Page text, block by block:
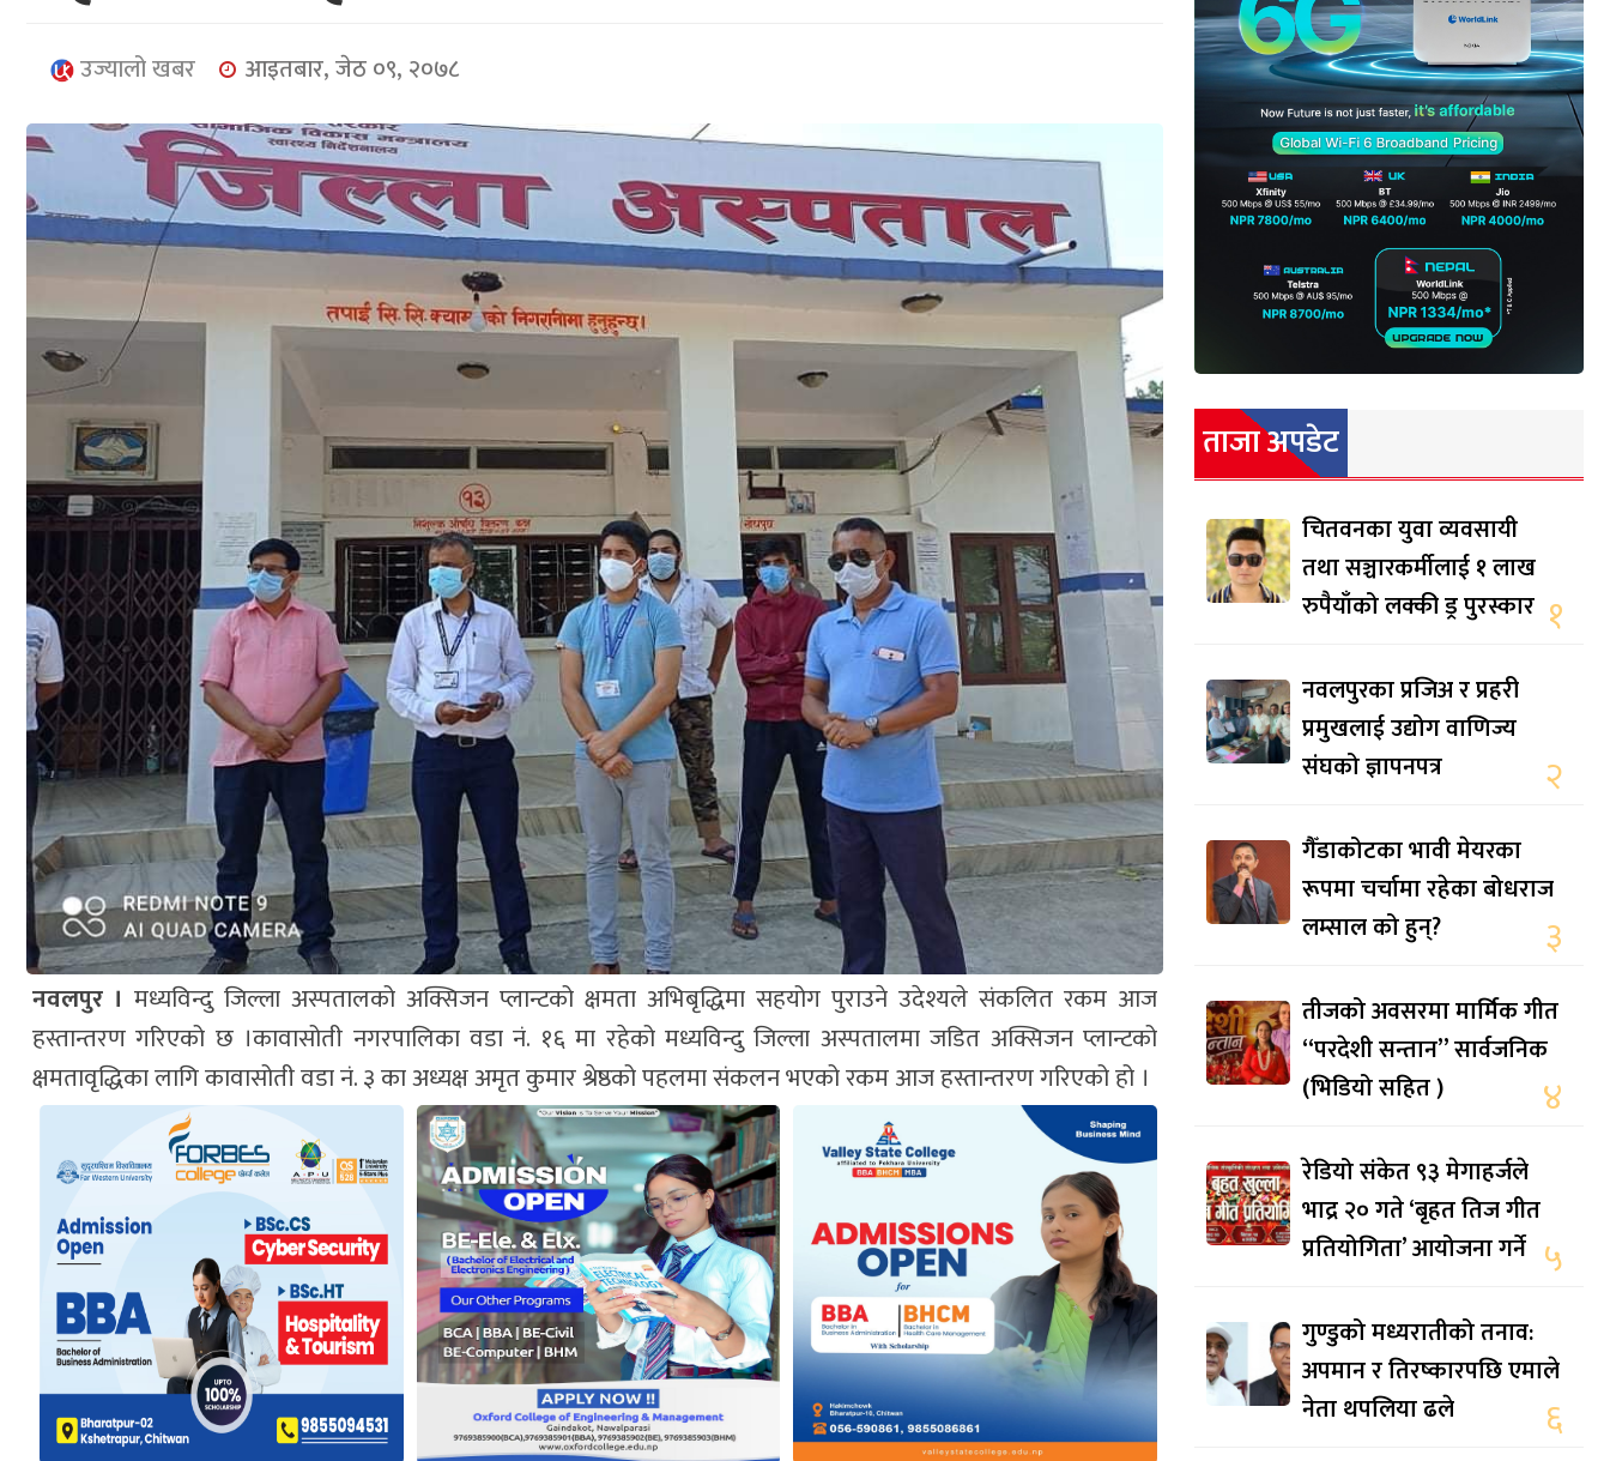
उज्यालो खबर आइतबार, जेठ ०९, २०७८
नवलपुर । मध्यविन्दु जिल्ला अस्पतालको अक्सिजन प्लान्टको क्षमता अभिबृद्धिमा सहयोग पुराउने उदेश्यले संकलित रकम आज
हस्तान्तरण गरिएको छ ।कावासोती नगरपालिका वडा नं. १६ मा रहेको मध्यविन्दु जिल्ला अस्पतालमा जडित अक्सिजन प्लान्टको
क्षमतावृद्धिका लागि कावासोती वडा नं. ३ का अध्यक्ष अमृत कुमार श्रेष्ठको पहलमा संकलन भएको रकम आज हस्तान्तरण गरिएको हो ।
ताजा अपडेट
चितवनका युवा व्यवसायी
तथा सञ्चारकर्मीलाई १ लाख
रुपैयाँको लक्की ड्र पुरस्कार १
नवलपुरका प्रजिअ र प्रहरी
प्रमुखलाई उद्योग वाणिज्य
संघको ज्ञापनपत्र
२
गैँडाकोटका भावी मेयरका
रूपमा चर्चामा रहेका बोधराज
लम्साल को हुन्?
३
तीजको अवसरमा मार्मिक गीत
“परदेशी सन्तान” सार्वजनिक
(भिडियो सहित )
४
रेडियो संकेत ९३ मेगाहर्जले
भाद्र २० गते ‘बृहत तिज गीत
प्रतियोगिता’ आयोजना गर्ने ५
गुण्डुको मध्यरातीको तनाव:
अपमान र तिरष्कारपछि एमाले
नेता थपलिया ढले
६